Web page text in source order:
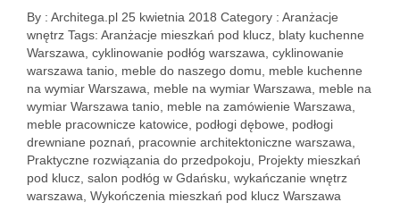
By : Architega.pl 25 kwietnia 2018 Category : Aranżacje
wnętrz Tags: Aranżacje mieszkań pod klucz blaty kuchenne
Warszawa cyklinowanie podłóg warszawa cyklinowanie
warszawa tanio meble do naszego domu
meble kuchenne
na wymiar Warszawa
meble na wymiar Warszawa
meble na
wymiar Warszawa tanio meble na zamówienie Warszawa
meble pracownicze katowice
podłogi dębowe
podłogi
drewniane poznań
pracownie architektoniczne warszawa
Praktyczne rozwiązania do przedpokoju
Projekty mieszkań
pod klucz salon podłóg w Gdańsku wykańczanie wnętrz
warszawa Wykończenia mieszkań pod klucz Warszawa